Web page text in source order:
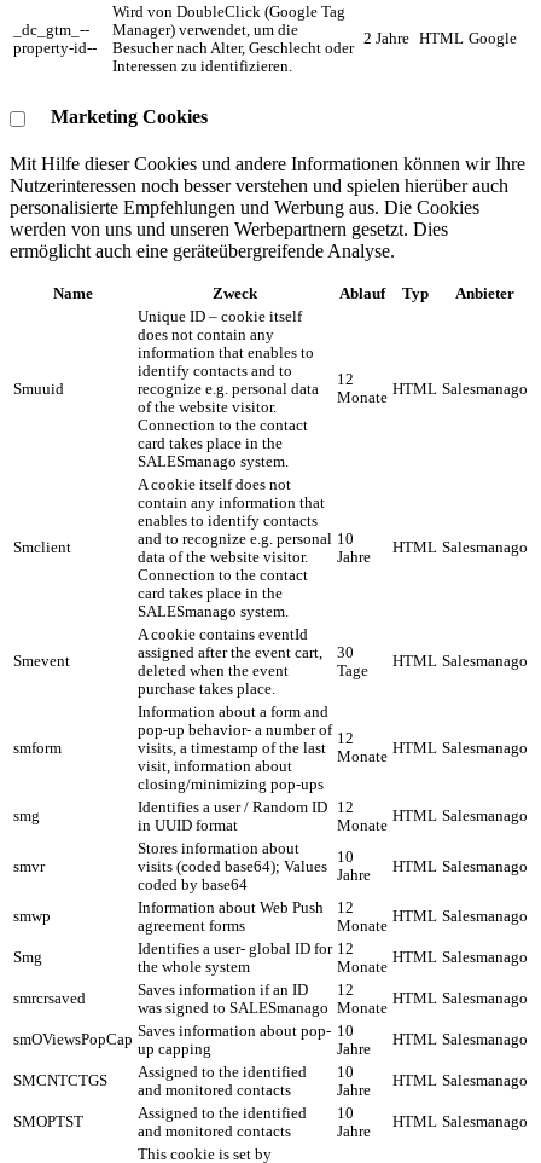
_dc_gtm_--
property-id--
Wird von DoubleClick (Google Tag
Manager) verwendet, um die
Besucher nach Alter, Geschlecht oder
Interessen zu identifizieren.
2 Jahre HTML Google
Marketing Cookies
Mit Hilfe dieser Cookies und andere Informationen können wir Ihre
Nutzerinteressen noch besser verstehen und spielen hierüber auch
personalisierte Empfehlungen und Werbung aus. ​Die Cookies
werden von uns und unseren Werbepartnern gesetzt. Dies
ermöglicht auch eine geräteübergreifende Analyse.
Name Zweck Ablauf Typ Anbieter
Smuuid
Unique ID – cookie itself
does not contain any
information that enables to
identify contacts and to
recognize e.g. personal data
of the website visitor.
Connection to the contact
card takes place in the
SALESmanago system.
12
Monate HTML Salesmanago
Smclient
A cookie itself does not
contain any information that
enables to identify contacts
and to recognize e.g. personal
data of the website visitor.
Connection to the contact
card takes place in the
SALESmanago system.
10
Jahre
HTML Salesmanago
Smevent
A cookie contains eventId
assigned after the event cart,
deleted when the event
purchase takes place.
30
Tage
HTML Salesmanago
smform
Information about a form and
pop-up behavior- a number of
visits, a timestamp of the last
visit, information about
closing/minimizing pop-ups
12
Monate HTML Salesmanago
smg
Identifies a user / Random ID
in UUID format
12
Monate
HTML Salesmanago
smvr
Stores information about
visits (coded base64); Values
coded by base64
10
Jahre
HTML Salesmanago
smwp
Information about Web Push
agreement forms
12
Monate
HTML Salesmanago
Smg
Identifies a user- global ID for
the whole system
12
Monate
HTML Salesmanago
smrcrsaved
Saves information if an ID
was signed to SALESmanago
12
Monate
HTML Salesmanago
smOViewsPopCap Saves information about pop-
up capping
10
Jahre
HTML Salesmanago
SMCNTCTGS
Assigned to the identified
and monitored contacts
10
Jahre
HTML Salesmanago
SMOPTST
Assigned to the identified
and monitored contacts
10
Jahre
HTML Salesmanago
This cookie is set by